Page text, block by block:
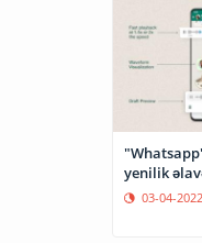
yenilik
03-04-2022